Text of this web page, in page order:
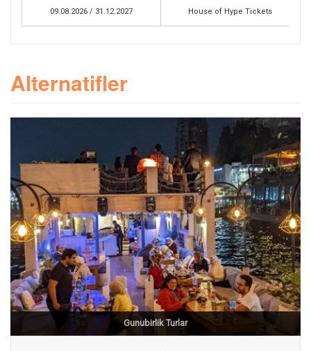
09.08.2026 / 31.12.2027 House of Hype Tickets
Alternatifler
Gunubirlik Turlar